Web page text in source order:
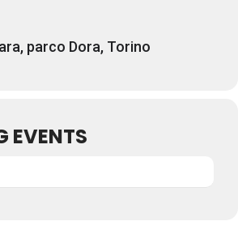
parco Dora, Torino
EVENTS